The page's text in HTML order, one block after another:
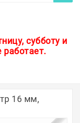
субботу и
работает.
16 мм,